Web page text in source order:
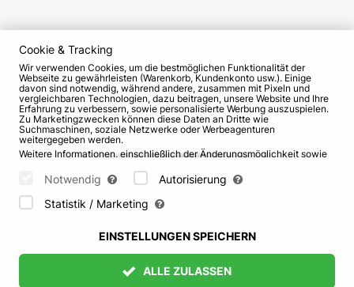
Cookie & Tracking
Wir verwenden Cookies, um die bestmöglichen Funktionalität der
Webseite zu gewährleisten (Warenkorb, Kundenkonto usw.). Einige
davon sind notwendig, während andere, zusammen mit Pixeln und
vergleichbaren Technologien, dazu beitragen, unsere Website und Ihre
Erfahrung zu verbessern, sowie personalisierte Werbung auszuspielen.
Zu Marketingzwecken können diese Daten an Dritte wie
Suchmaschinen, soziale Netzwerke oder Werbeagenturen
weitergegeben werden.
Weitere Informationen, einschließlich der Änderungsmöglichkeit sowie
Bitte wählen Sie unten aus, welche Cookies gesetzt werden können
und bestätigen Sie durch Klicken auf "Einstellungen speichern" oder
akzeptieren Sie alle Cookies durch Klicken auf "Alle zulassen":
Notwendig
Autorisierung
Statistik / Marketing
EINSTELLUNGEN SPEICHERN
ALLE ZULASSEN